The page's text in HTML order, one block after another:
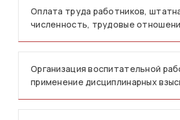
Оплата труда работников,
численность, трудовые
Организация воспитательной
применение дисциплинарных